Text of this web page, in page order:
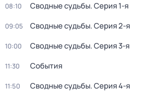
08:10 Сводные судьбы. Серия 1-я
09:05 Сводные судьбы. Серия 2-я
10:00 Сводные судьбы. Серия 3-я
11:30 События
11:50 Сводные судьбы. Серия 4-я